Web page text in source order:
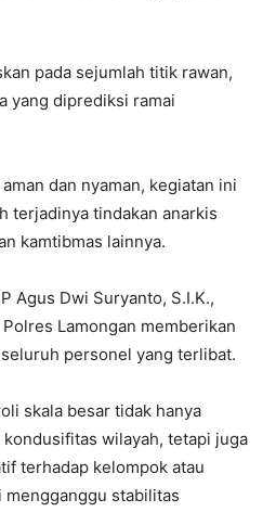
pada sejumlah titik rawan,
yang diprediksi ramai
dan nyaman, kegiatan ini
terjadinya tindakan anarkis
kamtibmas lainnya.
Agus Dwi Suryanto, S.I.K.,
Lamongan memberikan
personel yang terlibat.
skala besar tidak hanya
wilayah, tetapi juga
terhadap kelompok atau
stabilitas